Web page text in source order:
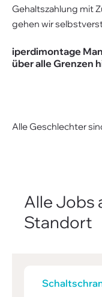
Gehaltszahlung mit
gehen wir
iperdimontage
über alle Grenzen
Alle Geschlechter
Alle Jobs
Standort